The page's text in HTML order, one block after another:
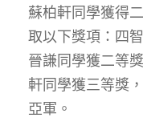
蘇柏軒同學獲得
取以下獎項：四
晉謙同學獲二等
軒同學獲三等獎
亞軍。